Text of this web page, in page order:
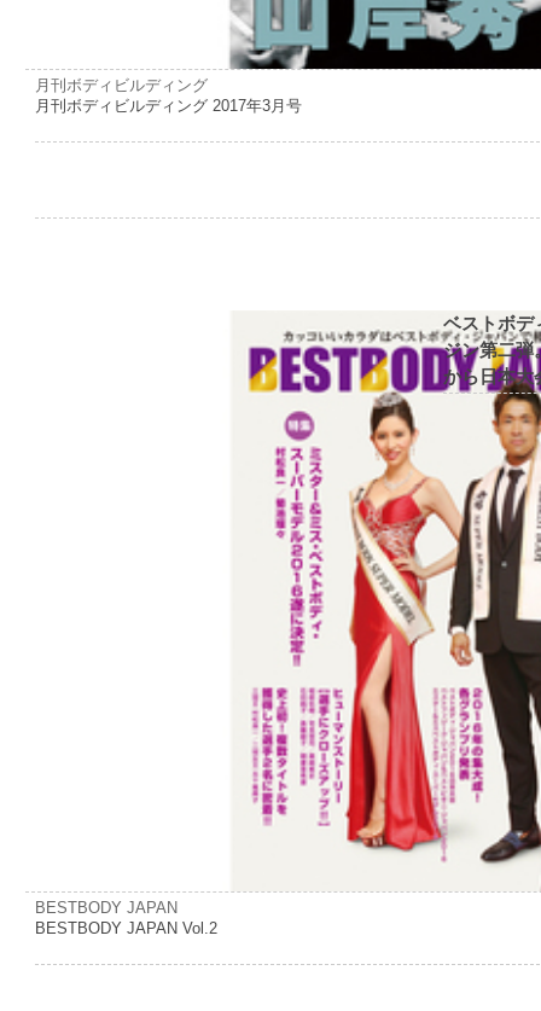
月刊ボディビルディング
月刊ボディビルディング 2017年3月号
ベストボデ
ジン第二弾
から日本大
BESTBODY JAPAN
BESTBODY JAPAN Vol.2